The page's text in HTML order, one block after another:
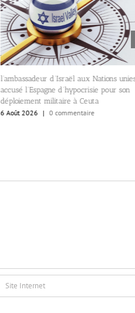
l’ambassadeur d’Israël aux Nations
accusé l’Espagne d’hypocrisie pour son
déploiement militaire à Ceuta
6 Août 2026 | 0 commentaire